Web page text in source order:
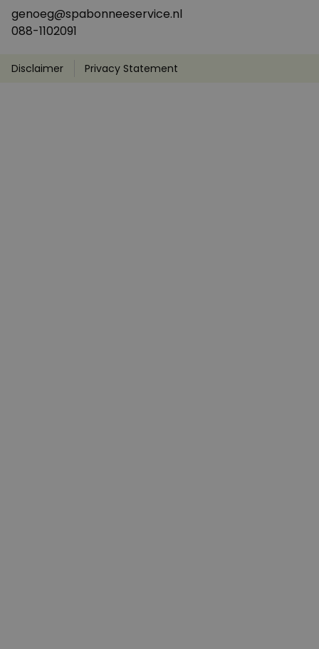
genoeg@spabonneeservice.nl
088-1102091
Disclaimer Privacy Statement